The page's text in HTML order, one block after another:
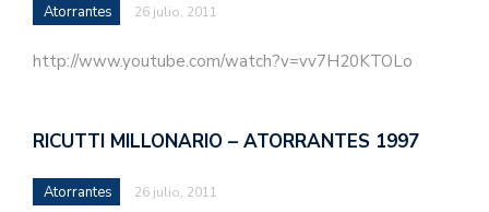
Atorrantes 26 julio, 2011
http://www.youtube.com/watch?v=vv7H20KTOLo
RICUTTI MILLONARIO – ATORRANTES 1997
Atorrantes 26 julio, 2011